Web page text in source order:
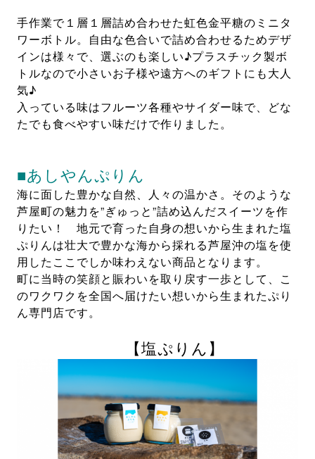
手作業で１層１層詰め合わせた虹色金平糖のミニタ
ワーボトル。自由な色合いで詰め合わせるためデザ
インは様々で、選ぶのも楽しい♪プラスチック製ボ
トルなので小さいお子様や遠方へのギフトにも大人
気♪
入っている味はフルーツ各種やサイダー味で、どな
たでも食べやすい味だけで作りました。
■あしやんぷりん
海に面した豊かな自然、人々の温かさ。そのような
芦屋町の魅力を”ぎゅっと”詰め込んだスイーツを作
りたい！ 地元で育った自身の想いから生まれた塩
ぷりんは壮大で豊かな海から採れる芦屋沖の塩を使
用したここでしか味わえない商品となります。
町に当時の笑顔と賑わいを取り戻す一歩として、こ
のワクワクを全国へ届けたい想いから生まれたぷり
ん専門店です。
【塩ぷりん】